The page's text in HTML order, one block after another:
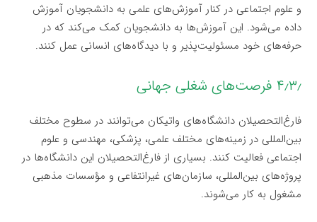
و علوم اجتماعی در کنار آموزش‌های علمی به دانشجویان آموزش
داده می‌شود. این آموزش‌ها به دانشجویان کمک می‌کند که در
حرفه‌های خود مسئولیت‌پذیر و با دیدگاه‌های انسانی عمل کنند.
۴٫۳٫ فرصت‌های شغلی جهانی
فارغ‌التحصیلان دانشگاه‌های واتیکان می‌توانند در سطوح مختلف
بین‌المللی در زمینه‌های مختلف علمی، پزشکی، مهندسی و علوم
اجتماعی فعالیت کنند. بسیاری از فارغ‌التحصیلان این دانشگاه‌ها در
پروژه‌های بین‌المللی، سازمان‌های غیرانتفاعی و مؤسسات مذهبی
مشغول به کار می‌شوند.